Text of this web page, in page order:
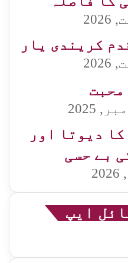
کریندی یار
محبت
دیوتا اور
بے حسی
ایپ